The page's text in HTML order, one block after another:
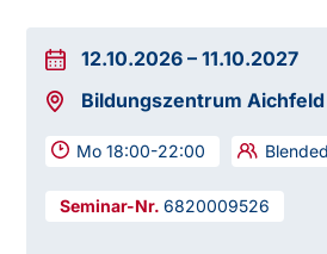
12.10.2026 –11.10.2027
Bildungszentrum Aichfeld
Mo 18:00-22:00
6820009526